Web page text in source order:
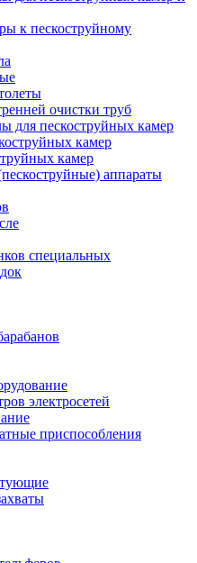
к пескоструйному
очистки труб
для пескоструйных камер
камер
камер
аппараты
специальных
электросетей
приспособления